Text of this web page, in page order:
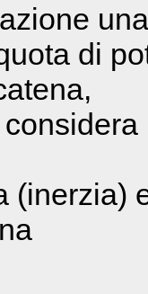
di
(inerzia)